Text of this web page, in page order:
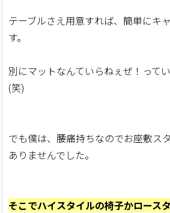
テーブルさえ用意すれば、簡単にキ
す。
別にマットなんていらねぇぜ！って
(笑)
でも僕は、腰痛持ちなのでお座敷ス
ありませんでした。
そこでハイスタイルの椅子かロース